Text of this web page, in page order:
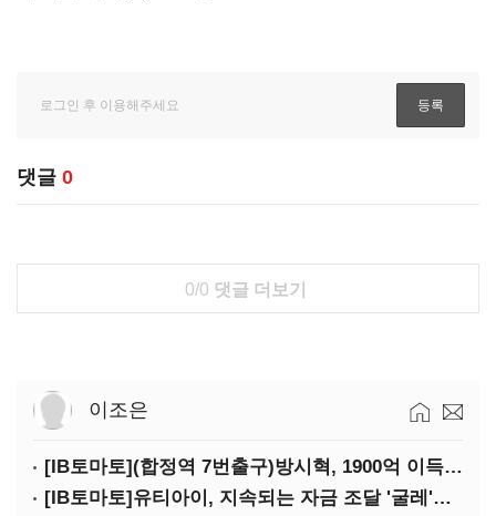
댓글 0
0/0 댓글 더보기
이조은
[IB토마토](합정역 7번출구)방시혁, 1900억 이득 논란…하이브 상장 진실은?
[IB토마토]유티아이, 지속되는 자금 조달 '굴레'…부채 리스크 고조